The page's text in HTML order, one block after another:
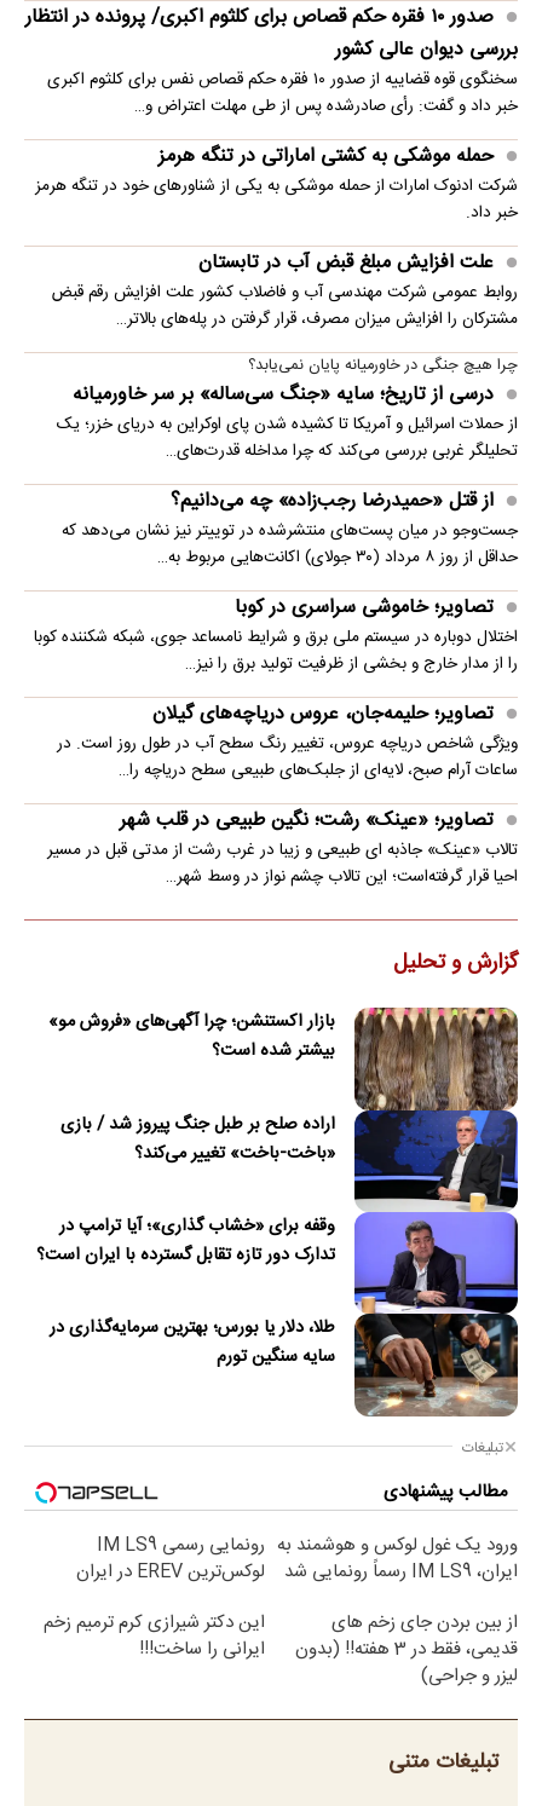
صدور ۱۰ فقره حکم قصاص برای کلثوم اکبری/ پرونده در انتظار
بررسی دیوان عالی کشور
سخنگوی قوه قضاییه از صدور ۱۰ فقره حکم قصاص نفس برای کلثوم اکبری
خبر داد و گفت: رأی صادرشده پس از طی مهلت اعتراض و…
حمله موشکی به کشتی اماراتی در تنگه هرمز
شرکت ادنوک امارات از حمله موشکی به یکی از شناورهای خود در تنگه هرمز
خبر داد.
علت افزایش مبلغ قبض آب در تابستان
روابط عمومی شرکت مهندسی آب و فاضلاب کشور علت افزایش رقم قبض
مشترکان را افزایش میزان مصرف، قرار گرفتن در پله‌های بالاتر…
چرا هیچ جنگی در خاورمیانه پایان نمی‌یابد؟
درسی از تاریخ؛ سایه «جنگ سی‌ساله» بر سر خاورمیانه
از حملات اسرائیل و آمریکا تا کشیده شدن پای اوکراین به دریای خزر؛ یک
تحلیلگر غربی بررسی می‌کند که چرا مداخله قدرت‌های…
از قتل «حمیدرضا رجب‌زاده» چه می‌دانیم؟
جست‌وجو در میان پست‌های منتشرشده در توییتر نیز نشان می‌دهد که
حداقل از روز ۸ مرداد (۳۰ جولای) اکانت‌هایی مربوط به…
تصاویر؛ خاموشی سراسری در کوبا
اختلال دوباره در سیستم ملی برق و شرایط نامساعد جوی، شبکه شکننده کوبا
را از مدار خارج و بخشی از ظرفیت تولید برق را نیز…
تصاویر؛ حلیمه‌جان، عروس دریاچه‌های گیلان
ویژگی شاخص دریاچه عروس، تغییر رنگ سطح آب در طول روز است. در
ساعات آرام صبح، لایه‌ای از جلبک‌های طبیعی سطح دریاچه را…
تصاویر؛ «عینک» رشت؛ نگین طبیعی در قلب شهر
تالاب «عینک» جاذبه ای طبیعی و زیبا در غرب رشت از مدتی قبل در مسیر
احیا قرار گرفته‌است؛ این تالاب چشم نواز در وسط شهر…
گزارش و تحلیل
بازار اکستنشن؛ چرا آگهی‌های «فروش مو»
بیشتر شده است؟
اراده صلح بر طبل جنگ پیروز شد / بازی
«باخت-باخت» تغییر می‌کند؟
وقفه برای «خشاب گذاری»؛ آیا ترامپ در
تدارک دور تازه تقابل گسترده با ایران است؟
طلا، دلار یا بورس؛ بهترین سرمایه‌گذاری در
سایه سنگین تورم
تبلیغات
مطالب پیشنهادی
ورود یک غول لوکس و هوشمند به
ایران، IM LS9 رسماً رونمایی شد
رونمایی رسمی IM LS9
لوکس‌ترین EREV در ایران
از بین بردن جای زخم های
قدیمی، فقط در 3 هفته!! (بدون
لیزر و جراحی)
این دکتر شیرازی کرم ترمیم زخم
ایرانی را ساخت!!!
تبلیغات متنی